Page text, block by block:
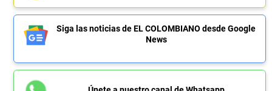
Siga las noticias de EL COLOMBIANO desde Google
News